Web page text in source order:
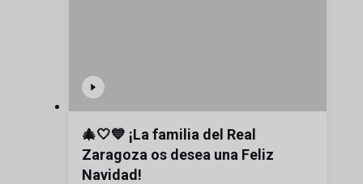
🎄🤍💙 ¡La familia del Real
Zaragoza os desea una Feliz
Navidad!